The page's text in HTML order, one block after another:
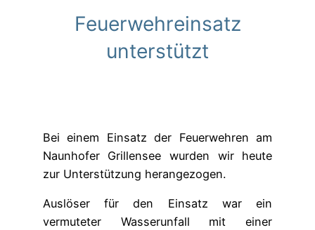
Feuerwehreinsatz
unterstützt
Bei einem Einsatz der Feuerwehren am
Naunhofer Grillensee wurden wir heute
zur Unterstützung herangezogen.
Auslöser für den Einsatz war ein
vermuteter Wasserunfall mit einer